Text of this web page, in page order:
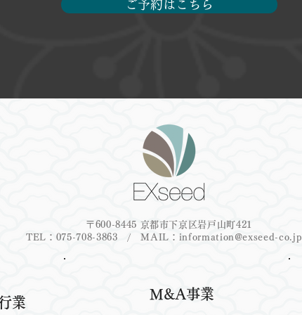
ご予約はこちら
〒600-8445 京都市下京区岩戸山町421
TEL：075-708-3863 / MAIL： information@exseed-co.jp
業
M&A事業